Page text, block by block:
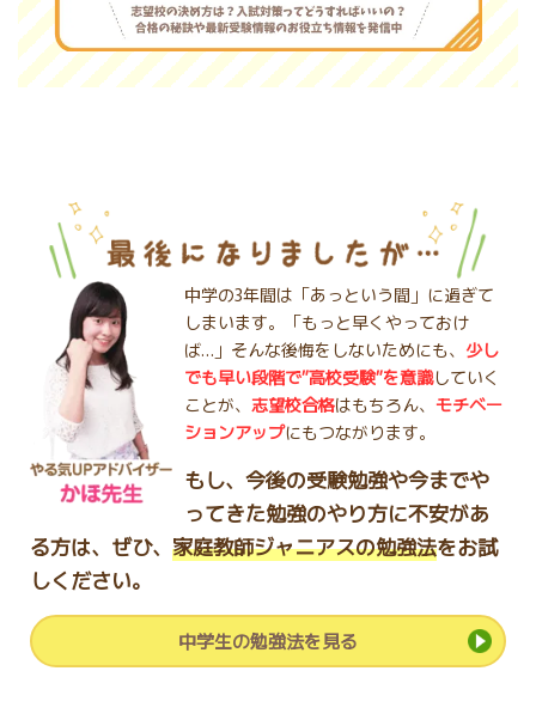
中学の3年間は「あっという間」に過ぎて
しまいます。
「もっと早くやっておけ
ば…」そんな後悔をしないためにも、 少し
でも早い段階で”高校受験”を意識していく
ことが、志望校合格はもちろん、モチベー
ションアップにもつながります。
もし、今後の受験勉強や今までや
ってきた勉強のやり方に不安があ
る方は、ぜひ、 家庭教師ジャニアスの勉強法をお試
しください。
中学生の勉強法を見る